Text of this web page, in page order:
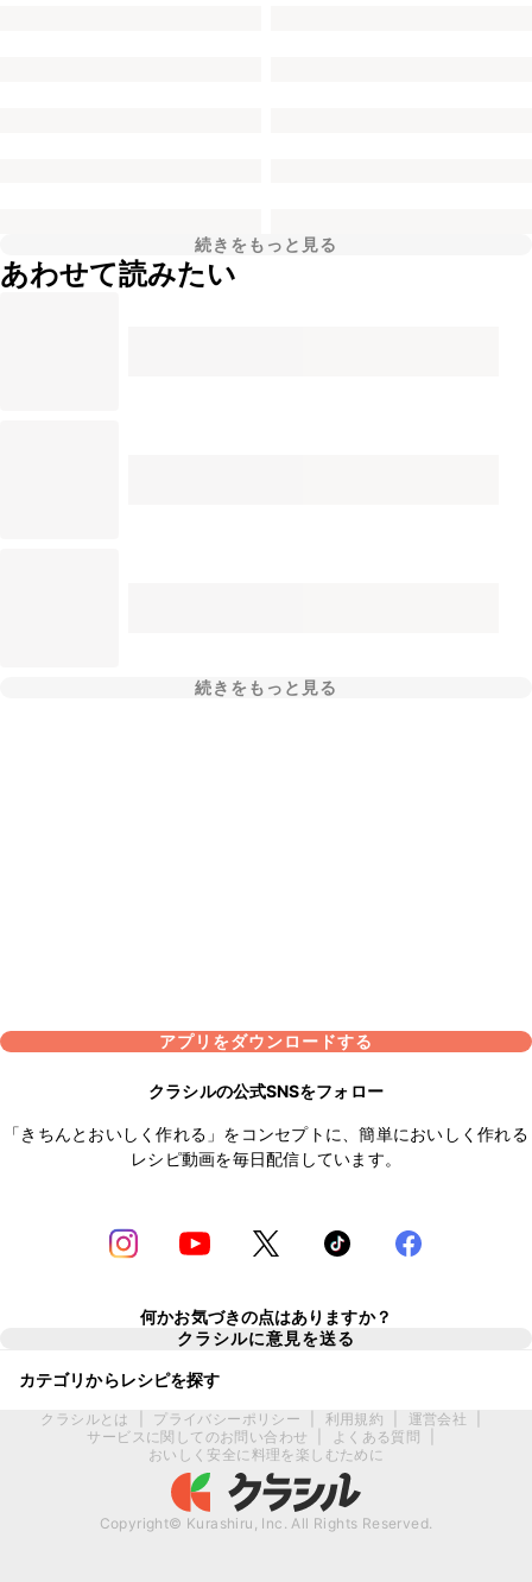
続きをもっと見る
あわせて読みたい
続きをもっと見る
アプリをダウンロードする
クラシルの公式SNSをフォロー
「きちんとおいしく作れる」をコンセプトに、簡単においしく作れる
レシピ動画を毎日配信しています。
何かお気づきの点はありますか？
クラシルに意見を送る
カテゴリからレシピを探す
クラシルとは プライバシーポリシー 利用規約 運営会社
サービスに関してのお問い合わせ
よくある質問
おいしく安全に料理を楽しむために
Copyright© Kurashiru, Inc. All Rights Reserved.